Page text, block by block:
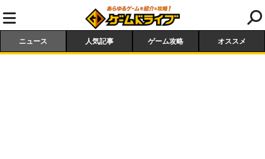
ニュース 人気記事 ゲーム攻略 オススメ